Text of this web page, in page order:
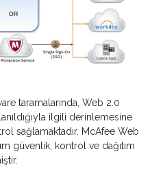
taramalarında, Web 2.0
ilgili derinlemesine
sağlamaktadır. McAfee Web
güvenlik, kontrol ve dağıtım